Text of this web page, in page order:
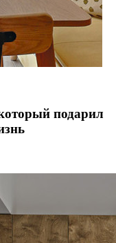
подарил